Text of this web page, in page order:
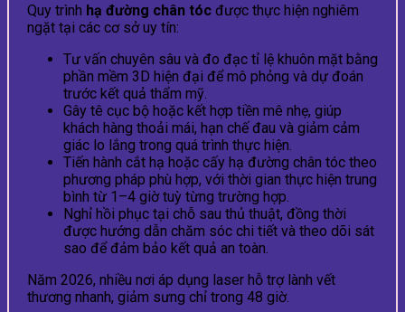
Quy trình hạ đường chân tóc được thực hiện nghiêm
ngặt tại các cơ sở uy tín:
Tư vấn chuyên sâu và đo đạc tỉ lệ khuôn mặt bằng
phần mềm 3D hiện đại để mô phỏng và dự đoán
trước kết quả thẩm mỹ.
Gây tê cục bộ hoặc kết hợp tiền mê nhẹ, giúp
khách hàng thoải mái, hạn chế đau và giảm cảm
giác lo lắng trong quá trình thực hiện.
Tiến hành cắt hạ hoặc cấy hạ đường chân tóc theo
phương pháp phù hợp, với thời gian thực hiện trung
bình từ 1–4 giờ tuỳ từng trường hợp.
Nghỉ hồi phục tại chỗ sau thủ thuật, đồng thời
được hướng dẫn chăm sóc chi tiết và theo dõi sát
sao để đảm bảo kết quả an toàn.
Năm 2026, nhiều nơi áp dụng laser hỗ trợ lành vết
thương nhanh, giảm sưng chỉ trong 48 giờ.